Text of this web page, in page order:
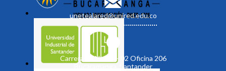
unetealared@unired.edu.co
Carrera 19 No. 35 - 02 Oficina 206
Bucaramanga, Santander